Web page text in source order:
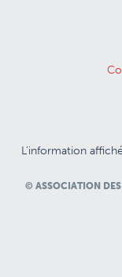
L’information
© ASSOCIATION